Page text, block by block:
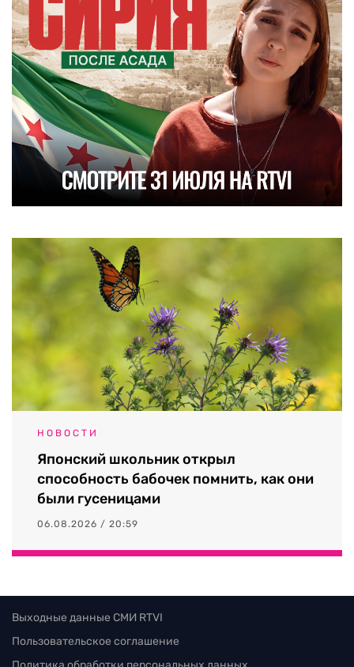
НОВОСТИ
Японский школьник открыл
способность бабочек помнить, как они
были гусеницами
06.08.2026 / 20:59
Выходные данные СМИ RTVI
Пользовательское соглашение